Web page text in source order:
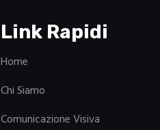
Link Rapidi
Home
Chi Siamo
Comunicazione Visiva